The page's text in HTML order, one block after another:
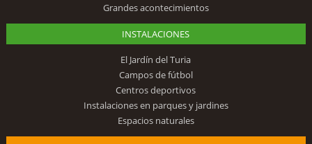
Grandes acontecimientos
INSTALACIONES
El Jardín del Turia
Campos de fútbol
Centros deportivos
Instalaciones en parques y jardines
Espacios naturales